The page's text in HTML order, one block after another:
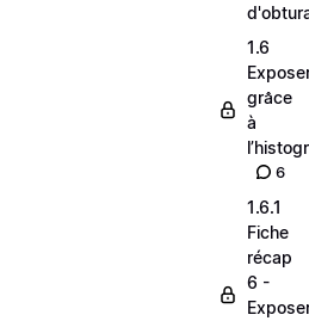
1.6
grâce
à
6
1.6.1
Fiche
récap
6 -